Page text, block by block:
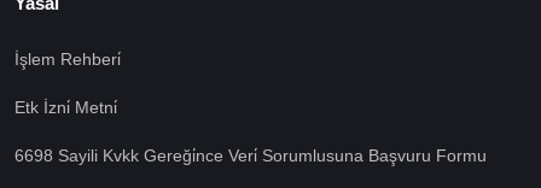
İşlem Rehberi̇
Etk İzni̇ Metni̇
6698 Sayili Kvkk Gereği̇nce Veri̇ Sorumlusuna Başvuru Formu
🍪 Çerez Kullanıyoruz!
şekilde çerezler kullanmaktayız. Çerezleri nasıl